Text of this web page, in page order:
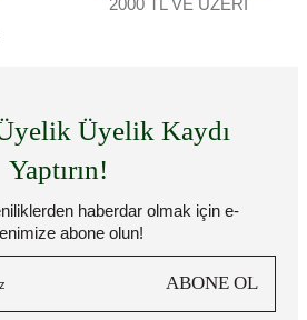
2000 TL VE ÜZERİ
Üyelik Kaydı
Yaptırın!
haberdar olmak için e-
abone olun!
ABONE OL